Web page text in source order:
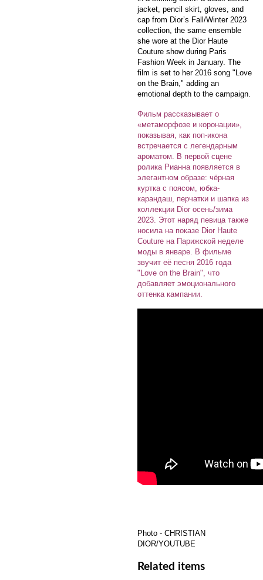
jacket, pencil skirt, gloves, and
cap from Dior’s Fall/Winter 2023
collection, the same ensemble
she wore at the Dior Haute
Couture show during Paris
Fashion Week in January. The
film is set to her 2016 song "Love
on the Brain," adding an
emotional depth to the campaign.
Фильм рассказывает о
«метаморфозе и коронации»,
показывая, как поп-икона
встречается с легендарным
ароматом. В первой сцене
ролика Рианна появляется в
элегантном образе: чёрная
куртка с поясом, юбка-
карандаш, перчатки и шапка из
коллекции Dior осень/зима
2023. Этот наряд певица также
носила на показе Dior Haute
Couture на Парижской неделе
моды в январе. В фильме
звучит её песня 2016 года
"Love on the Brain", что
добавляет эмоционального
оттенка кампании.
Photo - CHRISTIAN
DIOR/YOUTUBE
Related items